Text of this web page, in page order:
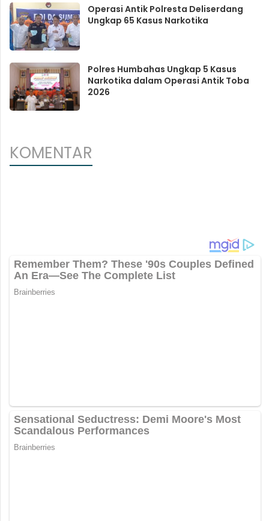
Operasi Antik Polresta Deliserdang
Ungkap 65 Kasus Narkotika
Polres Humbahas Ungkap 5 Kasus
Narkotika dalam Operasi Antik Toba
2026
KOMENTAR